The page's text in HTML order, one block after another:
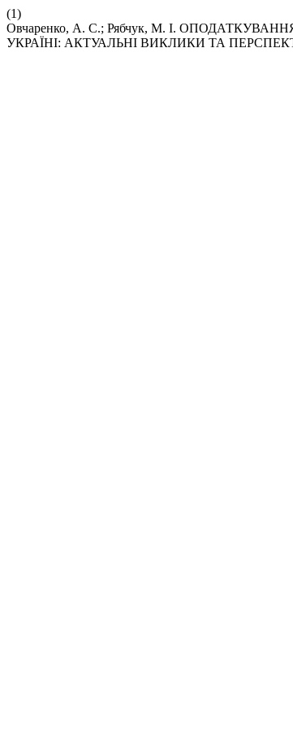
(1)
Овчаренко, А. С.; Рябчук, М. І.
УКРАЇНІ: АКТУАЛЬНІ ВИКЛИКИ ТА